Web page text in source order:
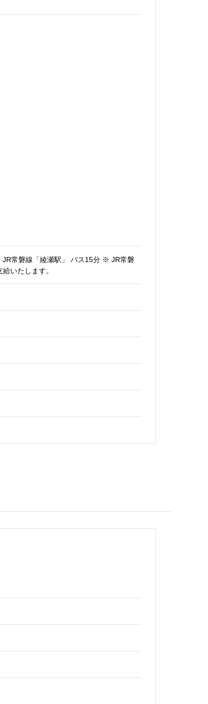
JR常磐線「綾瀬駅」 バス15分 ※ JR常磐
いたします。